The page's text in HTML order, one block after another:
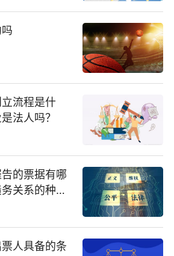
流程是什
法人吗？
的票据有哪
关系的种类
人具备的条